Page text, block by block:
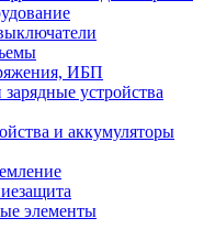
ИБП
устройства
и аккумуляторы
элементы